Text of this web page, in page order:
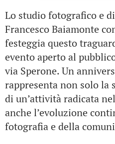
Lo studio fotografico e
Francesco Baiamonte
festeggia questo
evento aperto al
via Sperone. Un
rappresenta non solo la
di un’attività radicata
anche l’evoluzione
fotografia e della